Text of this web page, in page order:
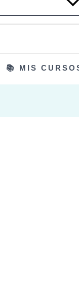
📚 MIS